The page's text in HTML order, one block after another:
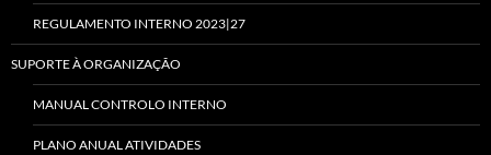
REGULAMENTO INTERNO 2023|27
SUPORTE À ORGANIZAÇÃO
MANUAL CONTROLO INTERNO
PLANO ANUAL ATIVIDADES